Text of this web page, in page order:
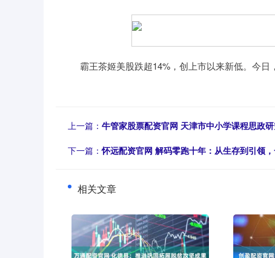
霸王茶姬美股跌超14%，创上市以来新低。今日
上一篇： 牛管家股票配资官网 天津市中小学课程思政
下一篇：怀远配资官网 解码零跑十年：从生存到引领
相关文章